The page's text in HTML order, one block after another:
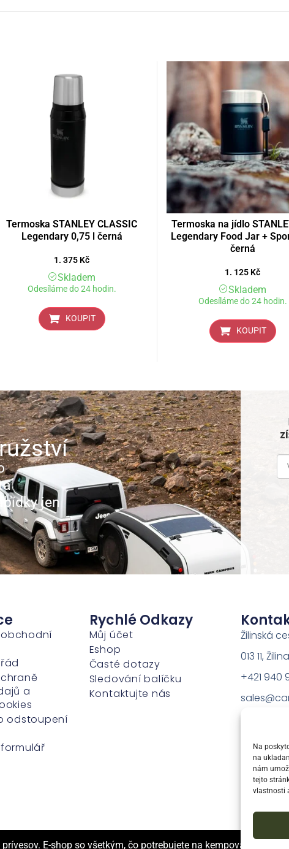
Na
na
nám
tejto
vlastnosti
Termoska STANLEY CLASSIC
Legendary 0,75 l černá
1. 375 Kč
Skladem
Odesíláme do 24 hodin.
KOUPIT
Termoska na jídlo
Legendary Food Jar +
černá
1. 125 Kč
Skladem
Odesíláme do 24 hodin.
KOUPIT
jen
a
odstoupení
Rychlé Odkazy
Můj účet
Eshop
Časté dotazy
Sledování balíčku
Kontaktujte nás
Žilinská
013 11,
+421 940
E-shop so všetkým, čo potrebujete na kempovanie a